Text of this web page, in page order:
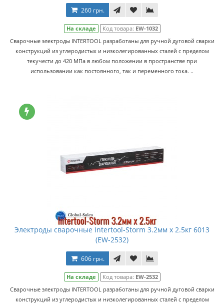
260 грн.
На складе Код товара: EW-1032
Сварочные электроды INTERTOOL разработаны для ручной дуговой сварки
конструкций из углеродистых и низколегированных сталей с пределом
текучести до 420 МПа в любом положении в пространстве при
использовании как постоянного, так и переменного тока. ..
Электроды сварочные Intertool-Storm 3.2мм x 2.5кг 6013
(EW-2532)
606 грн.
На складе Код товара: EW-2532
Сварочные электроды INTERTOOL разработаны для ручной дуговой сварки
конструкций из углеродистых и низколегированных сталей с пределом